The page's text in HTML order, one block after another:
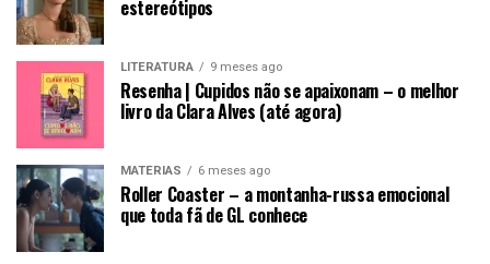
estereótipos
LITERATURA 9 meses ago
Resenha | Cupidos não se apaixonam – o melhor
livro da Clara Alves (até agora)
MATÉRIAS 6 meses ago
Roller Coaster – a montanha-russa emocional
que toda fã de GL conhece